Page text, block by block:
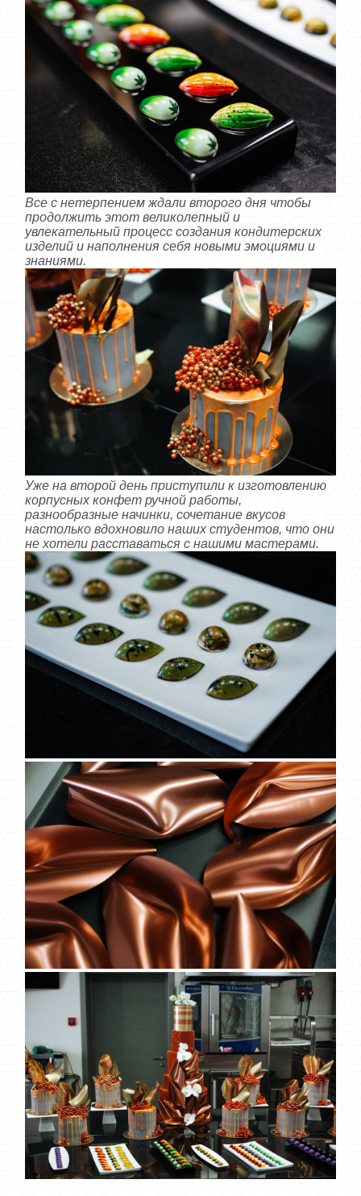
Все с нетерпением ждали второго дня чтобы
продолжить этот великолепный и
увлекательный процесс создания кондитерских
изделий и наполнения себя новыми эмоциями и
знаниями.
Уже на второй день приступили к изготовлению
корпусных конфет ручной работы,
разнообразные начинки, сочетание вкусов
настолько вдохновило наших студентов, что они
не хотели расставаться с нашими мастерами.